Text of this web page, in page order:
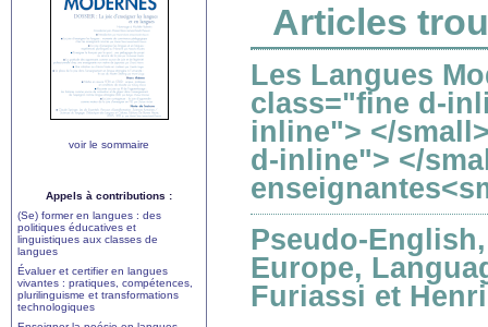
Articles
Les Langues
class="fine d-
inline"> </
d-inline"> </
Pseudo-
Europe,
Furiassi et
voir le sommaire
Appels à contributions :
(Se) former en langues : des
politiques éducatives et
linguistiques aux classes de
langues
Évaluer et certifier en langues
vivantes : pratiques, compétences,
plurilinguisme et transformations
technologiques